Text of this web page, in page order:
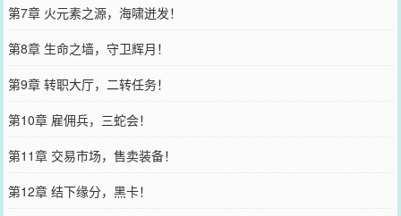
第7章 火元素之源，海啸迸发！
第8章 生命之墙，守卫辉月！
第9章 转职大厅，二转任务！
第10章 雇佣兵，三蛇会！
第11章 交易市场，售卖装备！
第12章 结下缘分，黑卡！